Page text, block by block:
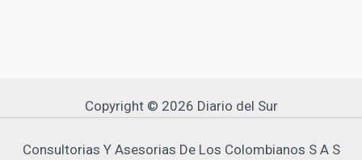
Copyright © 2026 Diario del Sur
Consultorias Y Asesorias De Los Colombianos S A S